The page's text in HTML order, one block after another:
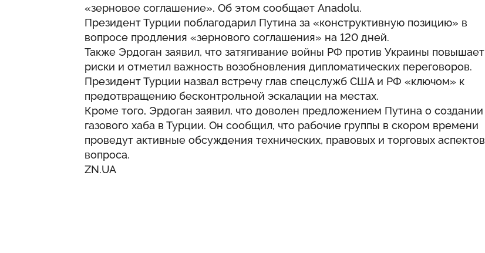
«зерновое соглашение». Об этом сообщает Anadolu.
Президент Турции поблагодарил Путина за «конструктивную позицию» в
вопросе продления «зернового соглашения» на 120 дней.
Также Эрдоган заявил, что затягивание войны РФ против Украины повышает
риски и отметил важность возобновления дипломатических переговоров.
Президент Турции назвал встречу глав спецслужб США и РФ «ключом» к
предотвращению бесконтрольной эскалации на местах.
Кроме того, Эрдоган заявил, что доволен предложением Путина о создании
газового хаба в Турции. Он сообщил, что рабочие группы в скором времени
проведут активные обсуждения технических, правовых и торговых аспектов
вопроса.
ZN.UA